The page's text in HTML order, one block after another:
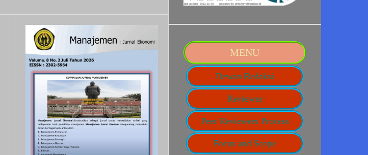
MENU
Dewan Redaksi
Reviewer
Peer Reviewers Process
Focus and Scope